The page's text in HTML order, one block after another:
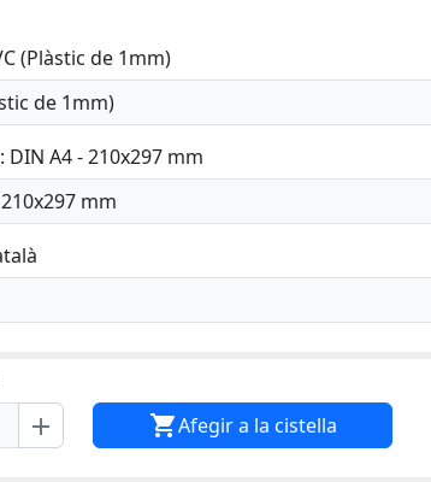
(Plàstic de 1mm)
DIN A4 - 210x297 mm
add Afegir a la cistella